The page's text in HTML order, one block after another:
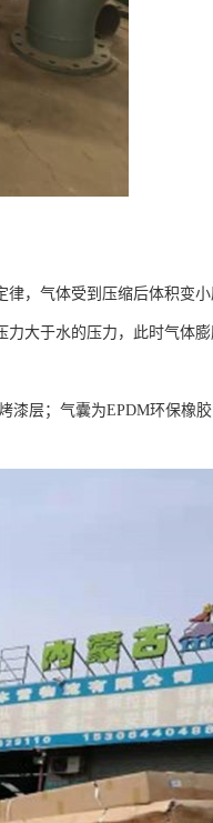
，气体受到压缩后体积变
大于水的压力，此时气体
层；气囊为EPDM环保橡